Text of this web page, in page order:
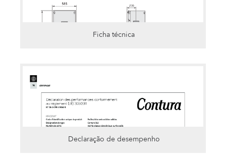
Ficha técnica
Declaração de desempenho